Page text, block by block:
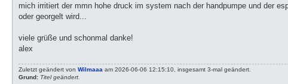
mich irritiert der mmn hohe druck im system nach der handpumpe und der
oder georgelt wird...
viele grüße und schonmal danke!
alex
Zuletzt geändert von Wilmaaa am 2026-06-06 12:15:10, insgesamt 3-mal geändert.
Grund: Titel geändert.